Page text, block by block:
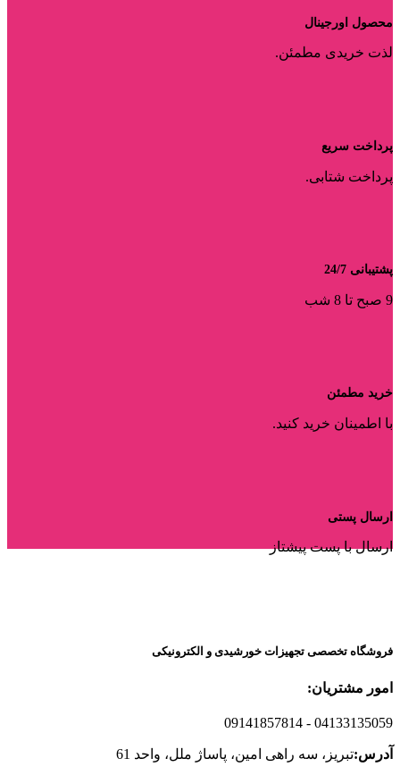
محصول اورجینال
لذت خریدی مطمئن.
پرداخت سریع
پرداخت شتابی.
پشتیبانی 24/7
9 صبح تا 8 شب
خرید مطمئن
با اطمینان خرید کنید.
ارسال پستی
ارسال با پست پیشتاز
فروشگاه تخصصی تجهیزات خورشیدی و الکترونیکی
امور مشتریان:
- 04133135059
09141857814
آدرس:تبریز، سه راهی امین، پاساژ ملل، واحد 61